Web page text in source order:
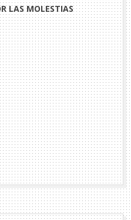
LAS MOLESTIAS